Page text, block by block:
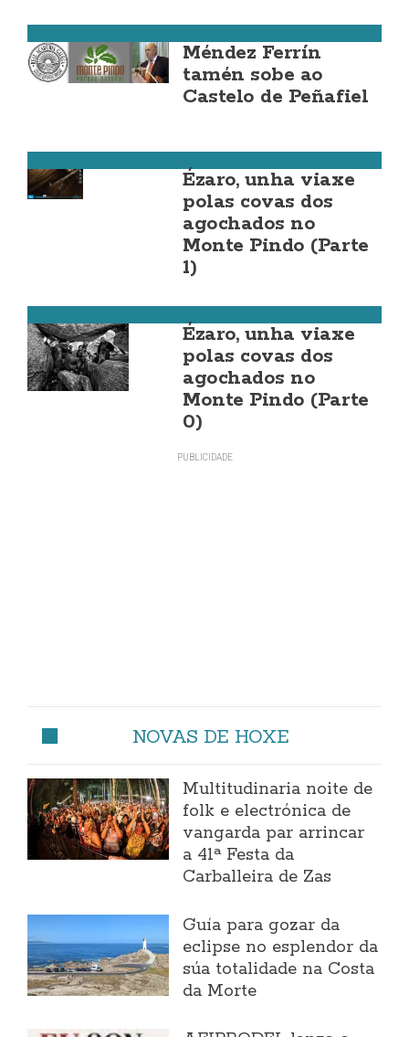
Méndez Ferrín
tamén sobe ao
Castelo de Peñafiel
Ézaro, unha viaxe
polas covas dos
agochados no
Monte Pindo (Parte
1)
Ézaro, unha viaxe
polas covas dos
agochados no
Monte Pindo (Parte
0)
NOVAS DE HOXE
Multitudinaria noite de
folk e electrónica de
vangarda par arrincar
a 41ª Festa da
Carballeira de Zas
Guía para gozar da
eclipse no esplendor da
súa totalidade na Costa
da Morte